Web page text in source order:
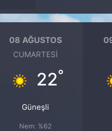
08 AĞUSTOS
CUMARTESI
22°
Güneşli
Nem: %62